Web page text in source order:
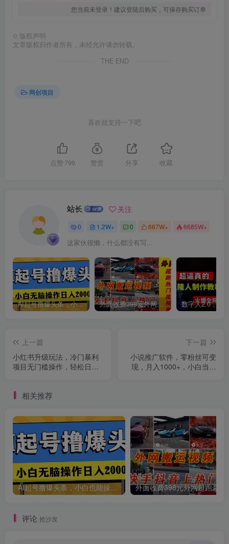
您当前未登录！建议登陆后购买，可保存购买订单
© 版权声明
文章版权归作者所有，未经允许请勿转载。
THE END
网创项目
喜欢就支持一下吧
点赞 799 赞赏 分享 收藏
站长 关注
0 1.2W+ 0 667W+ 6685W+
这家伙很懒，什么都没有写...
AI起号撸爆头条，小白也能操作，日入2000+ 外面收费398元外网超跑豪车汽车视频搬运至快手抖音上热门项目
上一篇
小红书升级玩法，冷门暴利
项目无门槛操作，轻松日赚
下一篇
小说推广软件，零粉丝可变
现，月入1000+，小白当天
相关推荐
AI起号撸爆头条，小白也能操作，日入2000+
评论 抢沙发